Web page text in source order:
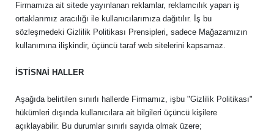
Firmamıza ait sitede yayınlanan reklamlar, reklamcılık yapan iş
ortaklarımız aracılığı ile kullanıcılarımıza dağıtılır. İş bu
sözleşmedeki Gizlilik Politikası Prensipleri, sadece Mağazamızın
kullanımına ilişkindir, üçüncü taraf web sitelerini kapsamaz.
İSTİSNAİ HALLER
Aşağıda belirtilen sınırlı hallerde Firmamız, işbu "Gizlilik Politikası"
hükümleri dışında kullanıcılara ait bilgileri üçüncü kişilere
açıklayabilir. Bu durumlar sınırlı sayıda olmak üzere;